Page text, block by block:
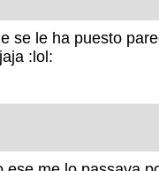
se le ha puesto
:lol: